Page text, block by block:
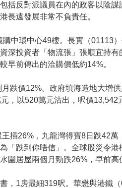
括反對派議員在內的政客以陰
長遠發展非常不負責任。
購中環中心49樓。長實（
深投資者「物流張」張順宜持
早前傳出的洽購價低約14%。
月跌價12%。政府填海造地大
，以520萬元沽出，呎價
王插26%，九龍灣得寶8日跌42
「跌到你唔信」。全球股災令
圍居屋兩個月勁跌26%，早前高
，1房最細319呎。華懋與港鐵